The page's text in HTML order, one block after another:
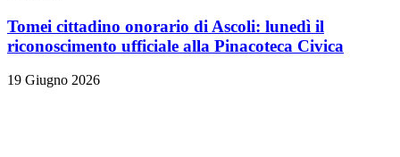
Tomei cittadino onorario di Ascoli: lunedì il
riconoscimento ufficiale alla Pinacoteca Civica
19 Giugno 2026